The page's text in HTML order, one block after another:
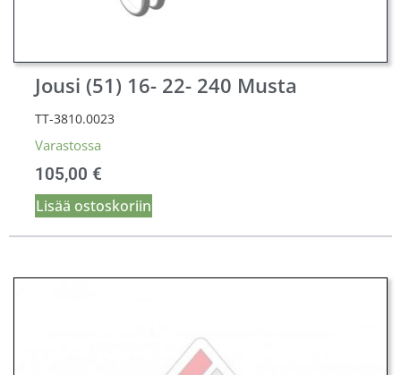
Jousi (51) 16- 22- 240 Musta
TT-3810.0023
Varastossa
105,00 €
Lisää ostoskoriin